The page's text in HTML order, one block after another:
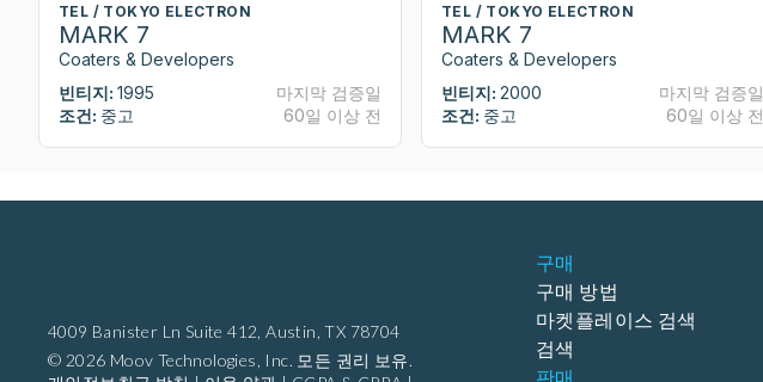
TEL / TOKYO ELECTRON
MARK 7
Coaters & Developers
빈티지: 1995
조건: 중고
마지막 검증일
60일 이상 전
TEL / TOKYO ELECTRON
MARK 7
Coaters & Developers
빈티지: 2000
조건: 중고
마지막 검증일
60일 이상 전
4009 Banister Ln Suite 412, Austin, TX 78704
© 2026 Moov Technologies, Inc. 모든 권리 보유.
구매
구매 방법
마켓플레이스 검색
검색
판매